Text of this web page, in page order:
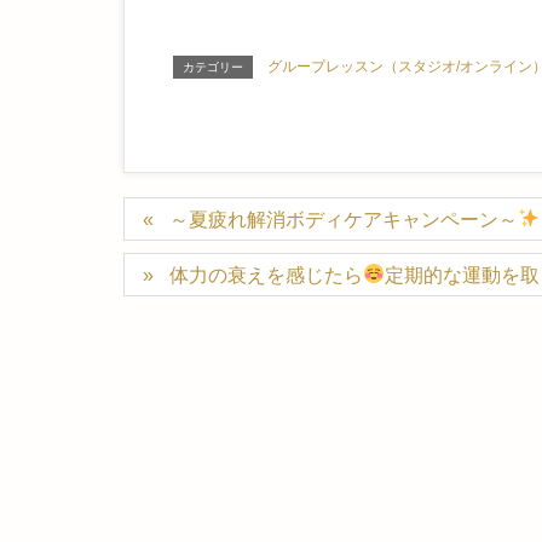
カテゴリー グループレッスン（スタジオ/オンライン）
～夏疲れ解消ボディケアキャンペーン～
体力の衰えを感じたら 定期的な運動を